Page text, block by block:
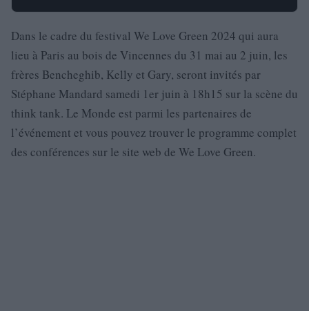
Dans le cadre du festival We Love Green 2024 qui aura
lieu à Paris au bois de Vincennes du 31 mai au 2 juin, les
frères Bencheghib, Kelly et Gary, seront invités par
Stéphane Mandard samedi 1er juin à 18h15 sur la scène du
think tank. Le Monde est parmi les partenaires de
l’événement et vous pouvez trouver le programme complet
des conférences sur le site web de We Love Green.